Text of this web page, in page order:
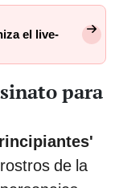
el live-
para
de la